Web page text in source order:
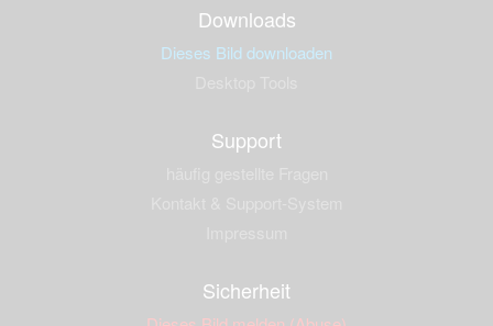
Downloads
Dieses Bild downloaden
Support
Sicherheit